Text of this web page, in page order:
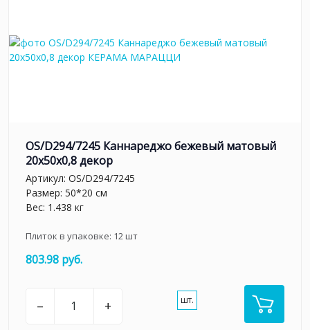
OS/D294/7245 Каннареджо бежевый матовый
20x50x0,8 декор
Артикул: OS/D294/7245
Размер: 50*20 см
Вес: 1.438 кг
Плиток в упаковке: 12шт
803.98 руб.
– + шт.